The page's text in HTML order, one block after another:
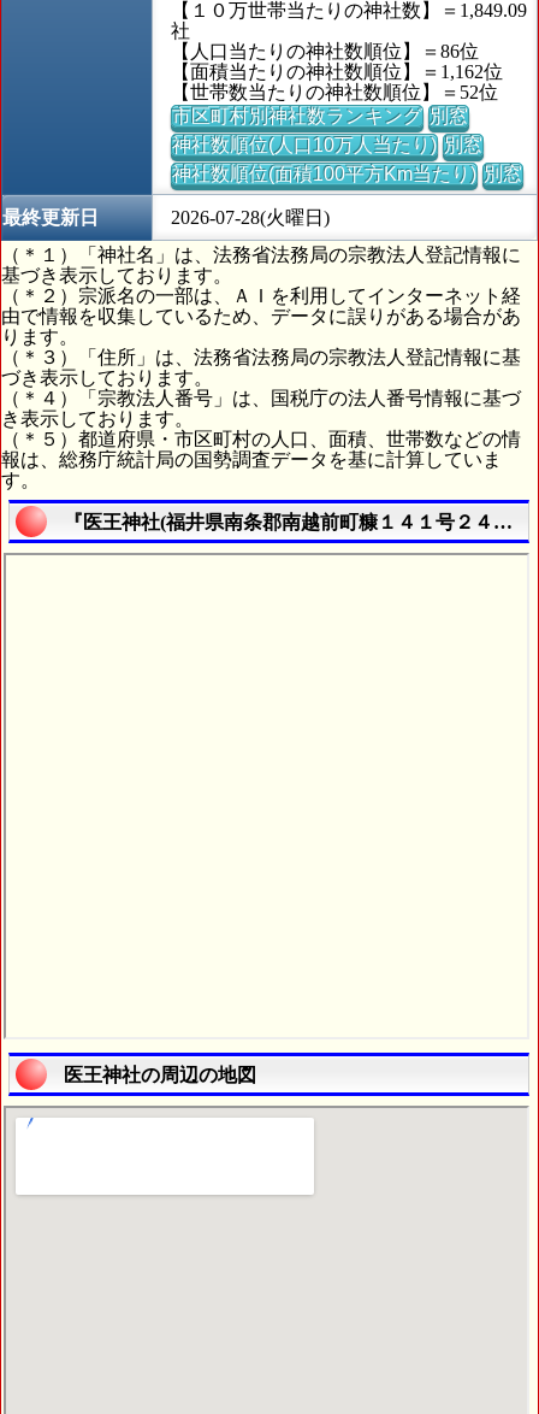
【１０万世帯当たりの神社数】＝1,849.09
社
【人口当たりの神社数順位】＝86位
【面積当たりの神社数順位】＝1,162位
【世帯数当たりの神社数順位】＝52位
市区町村別神社数ランキング 別窓
神社数順位(人口10万人当たり) 別窓
神社数順位(面積100平方Km当たり) 別窓
最終更新日
2026-07-28(火曜日)
（＊１）「神社名」は、法務省法務局の宗教法人登記情報に
基づき表示しております。
（＊２）宗派名の一部は、ＡＩを利用してインターネット経
由で情報を収集しているため、データに誤りがある場合があ
ります。
（＊３）「住所」は、法務省法務局の宗教法人登記情報に基
づき表示しております。
（＊４）「宗教法人番号」は、国税庁の法人番号情報に基づ
き表示しております。
（＊５）都道府県・市区町村の人口、面積、世帯数などの情
報は、総務庁統計局の国勢調査データを基に計算していま
す。
『医王神社(福井県南条郡南越前町糠１４１号２４番
医王神社の周辺の地図